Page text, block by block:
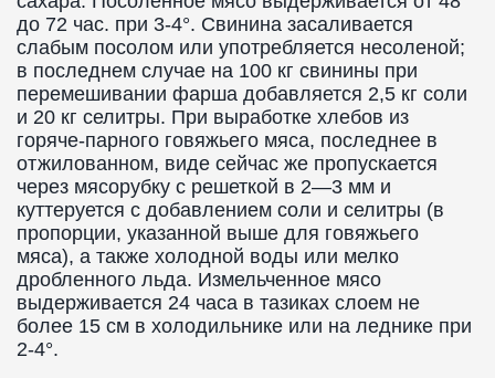
до 72 час. при 3-4°. Свинина засаливается
слабым посолом или употребляется несоленой;
в последнем случае на 100 кг свинины при
перемешивании фарша добавляется 2,5 кг соли
и 20 кг селитры. При выработке хлебов из
горяче-парного говяжьего мяса, последнее в
отжилованном, виде сейчас же пропускается
через мясорубку с решеткой в 2—3 мм и
куттеруется с добавлением соли и селитры (в
пропорции, указанной выше для говяжьего
мяса), а также холодной воды или мелко
дробленного льда. Измельченное мясо
выдерживается 24 часа в тазиках слоем не
более 15 см в холодильнике или на леднике при
2-4°.